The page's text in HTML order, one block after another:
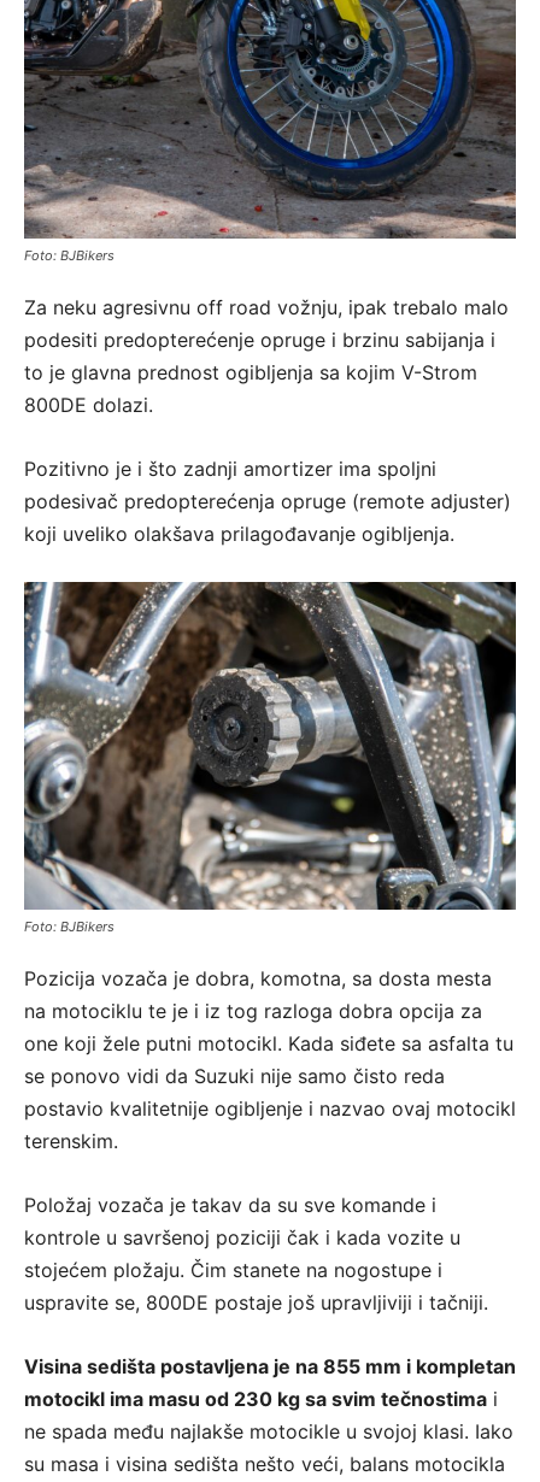
Foto: BJBikers
Za neku agresivnu off road vožnju, ipak trebalo malo
podesiti predopterećenje opruge i brzinu sabijanja i
to je glavna prednost ogibljenja sa kojim V-Strom
800DE dolazi.
Pozitivno je i što zadnji amortizer ima spoljni
podesivač predopterećenja opruge (remote adjuster)
koji uveliko olakšava prilagođavanje ogibljenja.
Foto: BJBikers
Pozicija vozača je dobra, komotna, sa dosta mesta
na motociklu te je i iz tog razloga dobra opcija za
one koji žele putni motocikl. Kada siđete sa asfalta tu
se ponovo vidi da Suzuki nije samo čisto reda
postavio kvalitetnije ogibljenje i nazvao ovaj motocikl
terenskim.
Položaj vozača je takav da su sve komande i
kontrole u savršenoj poziciji čak i kada vozite u
stojećem pložaju. Čim stanete na nogostupe i
uspravite se, 800DE postaje još upravljiviji i tačniji.
Visina sedišta postavljena je na 855 mm i kompletan
motocikl ima masu od 230 kg sa svim tečnostima i
ne spada među najlakše motocikle u svojoj klasi. Iako
su masa i visina sedišta nešto veći, balans motocikla